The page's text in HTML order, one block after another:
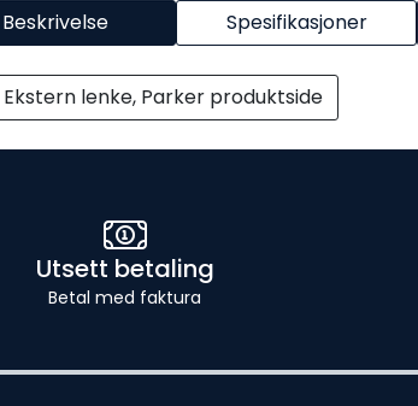
Beskrivelse Spesifikasjoner
Ekstern lenke, Parker produktside
Utsett betaling
Betal med faktura